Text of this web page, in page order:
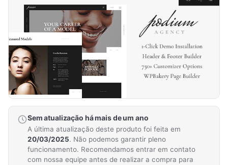
Sem atualização há mais de um ano
A última atualização deste produto foi feita em
20/03/2025. Não podemos garantir pleno
funcionamento. Recomendamos entrar em contato
com nossa equipe antes de realizar a compra para